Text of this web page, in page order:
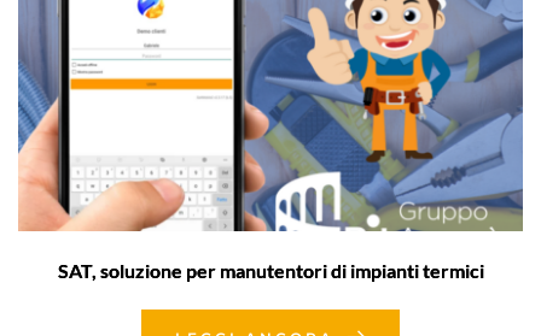
SAT, soluzione per manutentori di impianti termici